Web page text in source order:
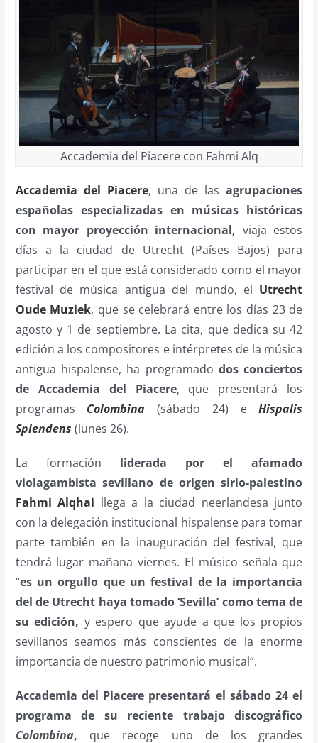
Accademia del Piacere con Fahmi Alq
Accademia del Piacere, una de lasagrupaciones
españolas especializadas en músicas históricas
con mayor proyección internacional, viaja estos
días a la ciudad de Utrecht (Países Bajos) para
participar en el que está considerado como el mayor
festival de música antigua del mundo, el Utrecht
Oude Muziek, que se celebrará entre los días 23 de
agosto y 1 de septiembre. La cita, que dedica su 42
edición a los compositores e intérpretes de la música
antigua hispalense, ha programadodos conciertos
de Accademia del Piacere, que presentará los
programas Colombina (sábado 24) eHispalis
Splendens (lunes 26).
La formación liderada por el afamado
violagambista sevillano de origen sirio-palestino
Fahmi Alqhai llega a la ciudad neerlandesa junto
con la delegación institucional hispalense para tomar
parte también en la inauguración del festival, que
tendrá lugar mañana viernes. El músico señala que
“es un orgullo que un festival de la importancia
del de Utrecht haya tomado ‘Sevilla’ como tema de
su edición, y espero que ayude a que los propios
sevillanos seamos más conscientes de la enorme
importancia de nuestro patrimonio musical”.
Accademia del Piacere presentará el sábado 24 el
programa de su reciente trabajo discográfico
Colombina, que recoge uno de los grandes